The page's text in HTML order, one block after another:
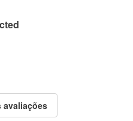
avaliações